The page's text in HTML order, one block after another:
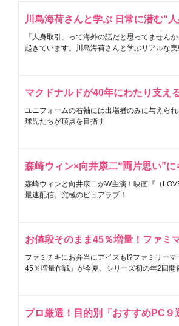
川島海荷さんと学ぶ 日常に潜む“
「人身取引」って海外の話だと思ってません
起きています。川島海荷さんと学ぶリアルな
マクドナルドが40年にわたり支え
ユニフォームの右袖には出場者のみに与えら
球児たちが頂点を目指す
森崎ウィン×向井康二“両片思い”
森崎ウィンと向井康二がW主演！映画『（
最速配信。究極のピュアラブ！
お値段そのまま45％増量！ファミ
ファミチキにお弁当にアイスも!?ファミリー
45％増量作戦」が今夏、シリーズ初の年2回開
プロ厳選！目的別「おすすめPC９